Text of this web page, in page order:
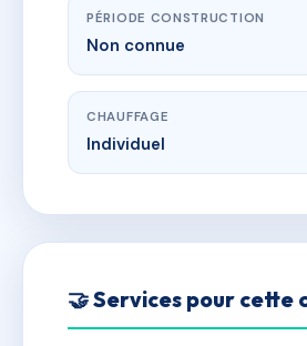
PÉRIODE CONSTRUCTION
Non connue
CHAUFFAGE
Individuel
🤝 Services pour cette